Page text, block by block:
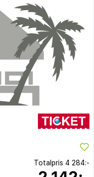
Totalpris 4 284:-